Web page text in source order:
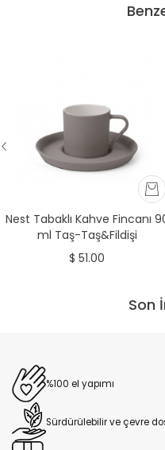
%100 el yapımı
Sürdürülebilir ve çevre
Nest Tabaklı Kahve Fincanı
ml Taş-Taş&Fildişi
$ 51.00
Son